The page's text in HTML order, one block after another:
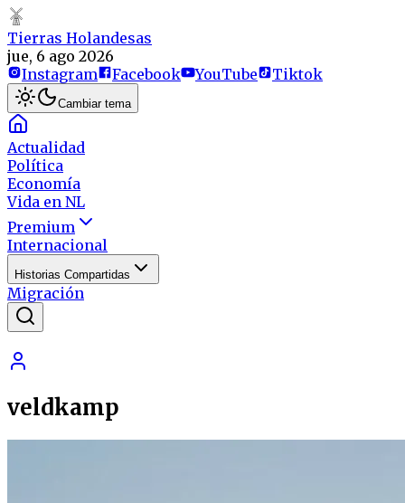
Tierras Holandesas
jue, 6 ago 2026
Instagram
Facebook YouTube Tiktok
Cambiar tema
Actualidad
Política
Economía
Vida en NL
Premium
Internacional
Historias Compartidas
Migración
veldkamp